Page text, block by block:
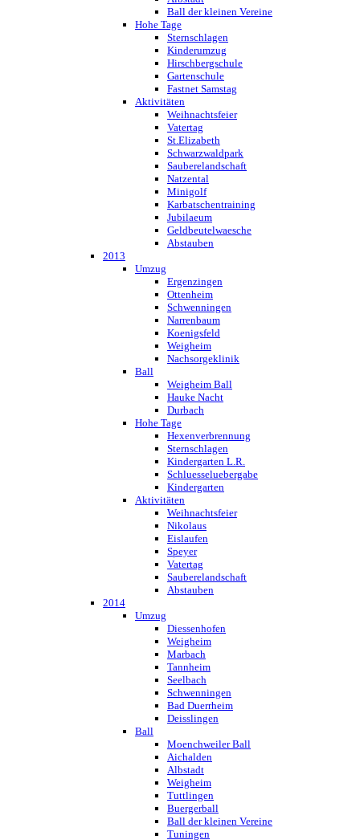
Ball der kleinen Vereine
Hohe Tage
Sternschlagen
Kinderumzug
Hirschbergschule
Gartenschule
Fastnet Samstag
Aktivitäten
Weihnachtsfeier
Vatertag
St.Elizabeth
Schwarzwaldpark
Sauberelandschaft
Natzental
Minigolf
Karbatschentraining
Jubilaeum
Geldbeutelwaesche
Abstauben
2013
Umzug
Ergenzingen
Ottenheim
Schwenningen
Narrenbaum
Koenigsfeld
Weigheim
Nachsorgeklinik
Ball
Weigheim Ball
Hauke Nacht
Durbach
Hohe Tage
Hexenverbrennung
Sternschlagen
Kindergarten L.R.
Schluesseluebergabe
Kindergarten
Aktivitäten
Weihnachtsfeier
Nikolaus
Eislaufen
Speyer
Vatertag
Sauberelandschaft
Abstauben
2014
Umzug
Diessenhofen
Weigheim
Marbach
Tannheim
Seelbach
Schwenningen
Bad Duerrheim
Deisslingen
Ball
Moenchweiler Ball
Aichalden
Albstadt
Weigheim
Tuttlingen
Buergerball
Ball der kleinen Vereine
Tuningen